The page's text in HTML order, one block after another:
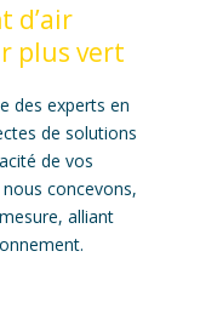
d’air
plus vert
des experts en
de solutions
de vos
concevons,
alliant